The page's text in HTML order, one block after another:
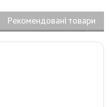
Рекомендовані товари